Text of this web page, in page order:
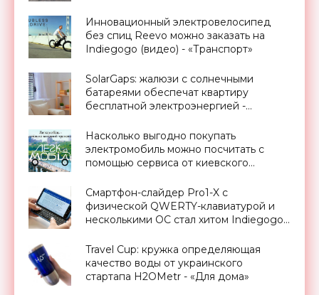
Инновационный электровелосипед
без спиц Reevo можно заказать на
Indiegogo (видео) - «Транспорт»
SolarGaps: жалюзи с солнечными
батареями обеспечат квартиру
бесплатной электроэнергией -
Насколько выгодно покупать
электромобиль можно посчитать с
помощью сервиса от киевского
Смартфон-слайдер Pro1-X с
физической QWERTY-клавиатурой и
несколькими ОС стал хитом Indiegogo -
Travel Cup: кружка определяющая
качество воды от украинского
стартапа H2OMetr - «Для дома»